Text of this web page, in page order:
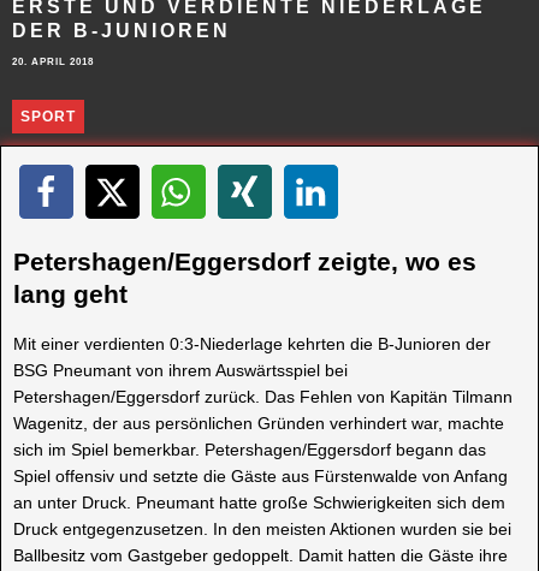
ERSTE UND VERDIENTE NIEDERLAGE
DER B-JUNIOREN
20. APRIL 2018
SPORT
Petershagen/Eggersdorf zeigte, wo es
lang geht
Mit einer verdienten 0:3-Niederlage kehrten die B-Junioren der
BSG Pneumant von ihrem Auswärtsspiel bei
Petershagen/Eggersdorf zurück. Das Fehlen von Kapitän Tilmann
Wagenitz, der aus persönlichen Gründen verhindert war, machte
sich im Spiel bemerkbar. Petershagen/Eggersdorf begann das
Spiel offensiv und setzte die Gäste aus Fürstenwalde von Anfang
an unter Druck. Pneumant hatte große Schwierigkeiten sich dem
Druck entgegenzusetzen. In den meisten Aktionen wurden sie bei
Ballbesitz vom Gastgeber gedoppelt. Damit hatten die Gäste ihre